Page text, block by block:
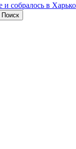
и собралось в